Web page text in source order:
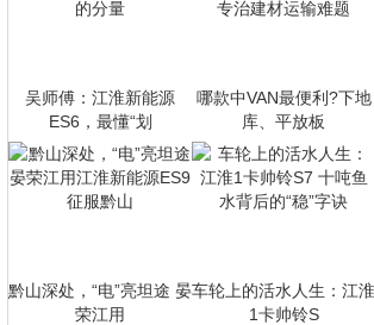
吴师傅：江淮新能源
ES6，最懂“划
哪款中VAN最便利?下地
库、平放板
黔山深处，“电”亮坦途 晏
荣江用
车轮上的活水人生：江淮
1卡帅铃S